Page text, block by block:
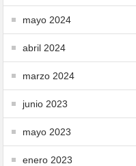
mayo 2024
abril 2024
marzo 2024
junio 2023
mayo 2023
enero 2023